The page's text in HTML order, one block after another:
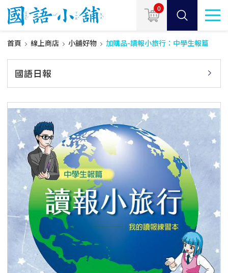
0
首頁 線上商店 小舖好物 加購品-讀報小旅行：中學生報篇
國語日報